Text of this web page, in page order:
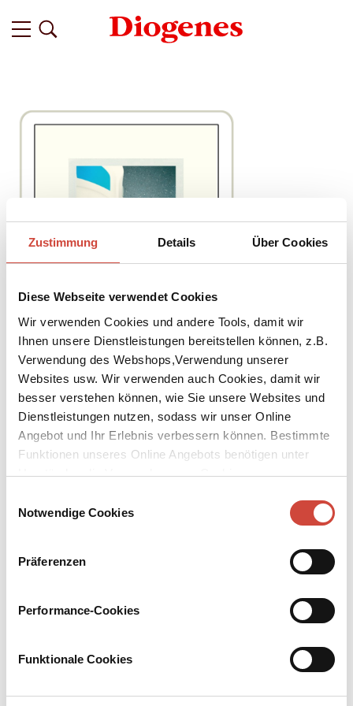
Zustimmung Details Über Cookies
Diese Webseite verwendet Cookies
Wir verwenden Cookies und andere Tools, damit wir
Ihnen unsere Dienstleistungen bereitstellen können, z.B.
Verwendung des Webshops,Verwendung unserer
Websites usw. Wir verwenden auch Cookies, damit wir
besser verstehen können, wie Sie unsere Websites und
Dienstleistungen nutzen, sodass wir unser Online
Angebot und Ihr Erlebnis verbessern können. Bestimmte
Funktionen unseres Online Angebots benötigen unter
Umständen die Verwendung von Cookies von
Notwendige Cookies
Präferenzen
Performance-Cookies
Funktionale Cookies
Download Bilddatei ↘
Marlon Brando
Mit einem Nachwort von Franz Dobler und einem Text von
»Ich habe in Brando immer einen Rebellen gesehen – eine sicher
in der es von Revolutionären nur so wimmelt, ist der Rebell der
Mann von gestern, der Konservative. Mag sein. Bei so vielen